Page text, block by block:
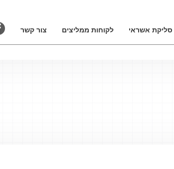
סליקת אשראי לקוחות ממליצים צור קשר